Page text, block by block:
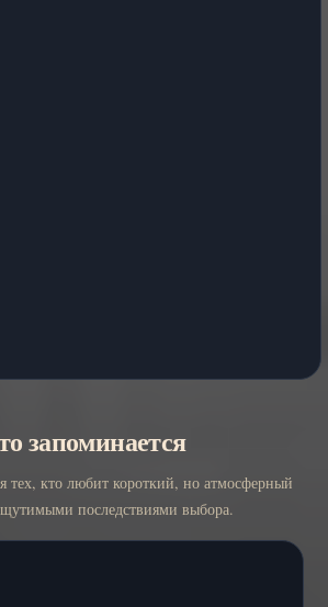
запоминается
кто любит короткий, но атмосферный
последствиями выбора.